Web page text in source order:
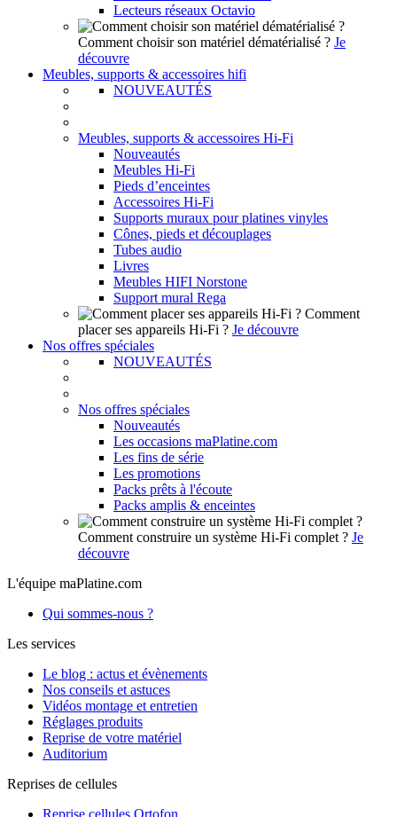
Lecteurs réseaux Octavio
Comment choisir son matériel dématérialisé ? Je
découvre
Meubles, supports & accessoires hifi
NOUVEAUTÉS
Meubles, supports & accessoires Hi-Fi
Nouveautés
Meubles Hi-Fi
Pieds d’enceintes
Accessoires Hi-Fi
Supports muraux pour platines vinyles
Cônes, pieds et découplages
Tubes audio
Livres
Meubles HIFI Norstone
Support mural Rega
Comment
placer ses appareils Hi-Fi ? Je découvre
Nos offres spéciales
NOUVEAUTÉS
Nos offres spéciales
Nouveautés
Les occasions maPlatine.com
Les fins de série
Les promotions
Packs prêts à l'écoute
Packs amplis & enceintes
Comment construire un système Hi-Fi complet ? Je
découvre
L'équipe maPlatine.com
Qui sommes-nous ?
Les services
Le blog : actus et évènements
Nos conseils et astuces
Vidéos montage et entretien
Réglages produits
Reprise de votre matériel
Auditorium
Reprises de cellules
Reprise cellules Ortofon